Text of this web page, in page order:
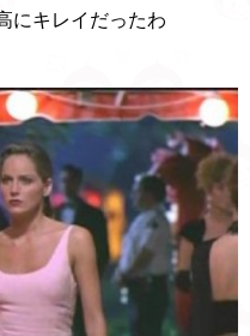
にキレイだったわ